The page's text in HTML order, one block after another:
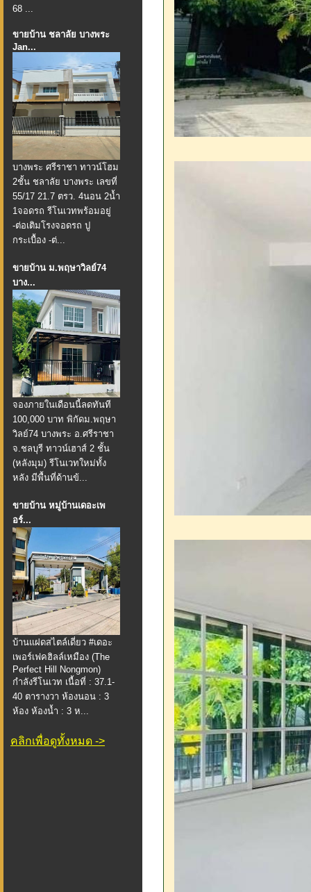
68 ...
ขายบ้าน ชลาลัย บางพระ
Jan...
บางพระ ศรีราชา ทาวน์โฮม​
2​ชั้น​ ชลาลัย​ บางพระ​ เลขที่
55/17 21.7​ ตรว.​ 4นอน​ 2น้ำ​
1​จอดรถ รีโนเวทพร้อมอยู่
-ต่อเติมโรงจอดรถ​ ปู
กระเบื้อง -ต่...
ขายบ้าน ม.พฤษาวิลย์74
บาง...
จองภายในเดือนนี้ลดทันที
100,000 บาท พิกัดม.พฤษา
วิลย์74 บางพระ อ.ศรีราชา
จ.ชลบุรี ทาวน์เฮาส์ 2 ชั้น
(หลังมุม) รีโนเวทใหม่ทั้ง
หลัง มีพื้นที่ด้านข้...
ขายบ้าน หมู่บ้านเดอะเพ
อร์...
บ้านแฝดสไตล์เดี่ยว #เดอะ
เพอร์เฟคฮิลล์เหมือง (The
Perfect Hill Nongmon)
กำลังรีโนเวท เนื้อที่ : 37.1-
40 ตารางวา ห้องนอน : 3
ห้อง ห้องน้ำ : 3 ห...
คลิกเพื่อดูทั้งหมด ->